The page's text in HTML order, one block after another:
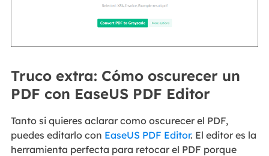
Truco extra: Cómo oscurecer un
PDF con EaseUS PDF Editor
Tanto si quieres aclarar como oscurecer el PDF,
puedes editarlo con EaseUS PDF Editor. El editor es la
herramienta perfecta para retocar el PDF porque